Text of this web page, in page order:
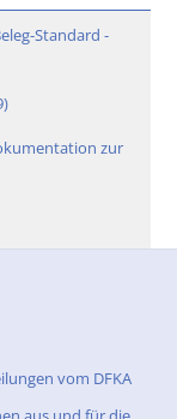
Standard -
zur
vom DFKA